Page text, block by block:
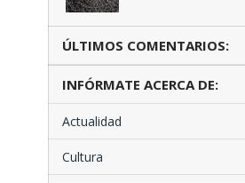
ÚLTIMOS COMENTARIOS:
INFÓRMATE ACERCA DE:
Actualidad
Cultura